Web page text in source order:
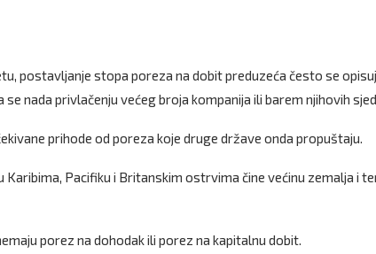
postavljanje stopa poreza na dobit preduzeća često se
se nada privlačenju većeg broja kompanija ili barem njihovih
prihode od poreza koje druge države onda propuštaju.
Pacifiku i Britanskim ostrvima čine većinu zemalja i
porez na dohodak ili porez na kapitalnu dobit.